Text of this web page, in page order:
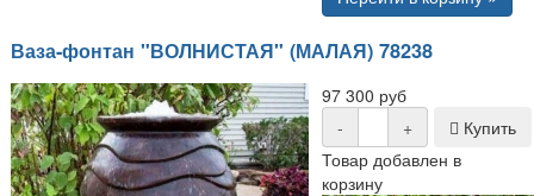
Ваза-фонтан "ВОЛНИСТАЯ" (МАЛАЯ) 78238
97 300 руб
-
+
Купить
Товар добавлен в
корзину